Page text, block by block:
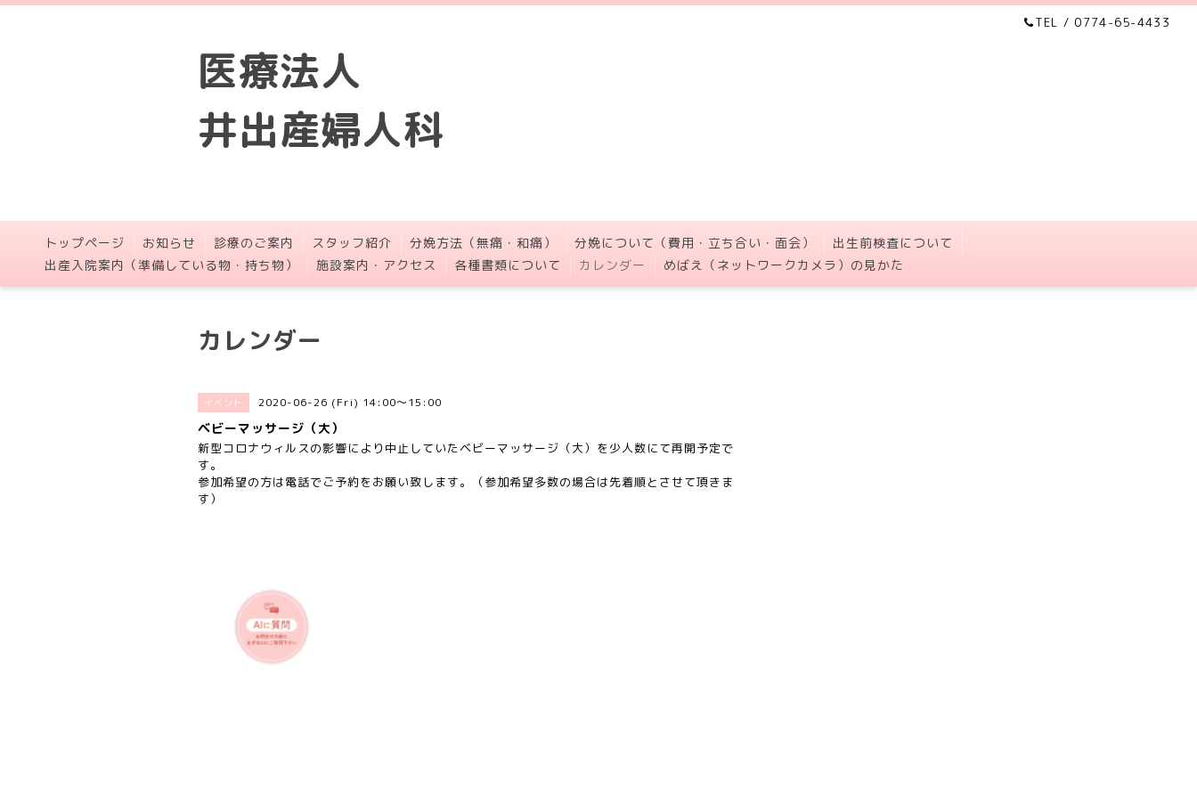
TEL / 0774-65-4433
医療法人
井出産婦人科
トップページ お知らせ 診療のご案内 スタッフ紹介 分娩方法（無痛・和痛） 分娩について（費用・立ち合い・面会）
出生前検査について
出産入院案内（準備している物・持ち物）
施設案内・アクセス 各種書類について カレンダー めばえ（ネットワークカメラ）の見かた
カレンダー
イベント 2020-06-26 (Fri) 14:00～15:00
ベビーマッサージ（大）
新型コロナウィルスの影響により中止していたベビーマッサージ（大）を少人数にて再開予定で
す。
参加希望の方は電話でご予約をお願い致します。（参加希望多数の場合は先着順とさせて頂きま
す）